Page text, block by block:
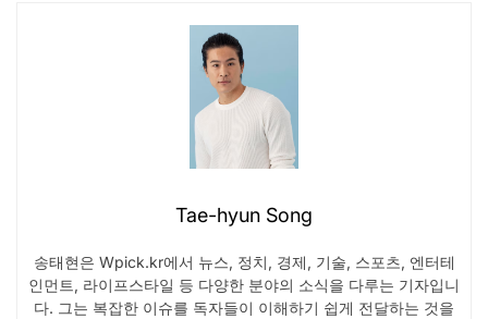
Tae-hyun Song
송태현은 Wpick.kr에서 뉴스, 정치, 경제, 기술, 스포츠, 엔터테
인먼트, 라이프스타일 등 다양한 분야의 소식을 다루는 기자입니
다. 그는 복잡한 이슈를 독자들이 이해하기 쉽게 전달하는 것을